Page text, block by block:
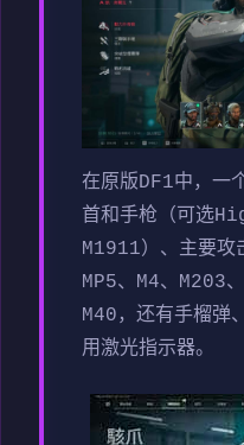
在原版DF1中，一
首和手枪（可选
M1911）、主要攻
MP5、M4、M203
M40，还有手榴弹
用激光指示器。